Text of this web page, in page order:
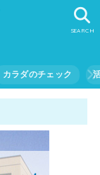
SEARCH
カラダのチェック